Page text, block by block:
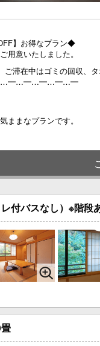
】お得なプラン◆
用意いたしました。
滞在中はゴミの回収、
ままなプランです。
付バスなし）※階段